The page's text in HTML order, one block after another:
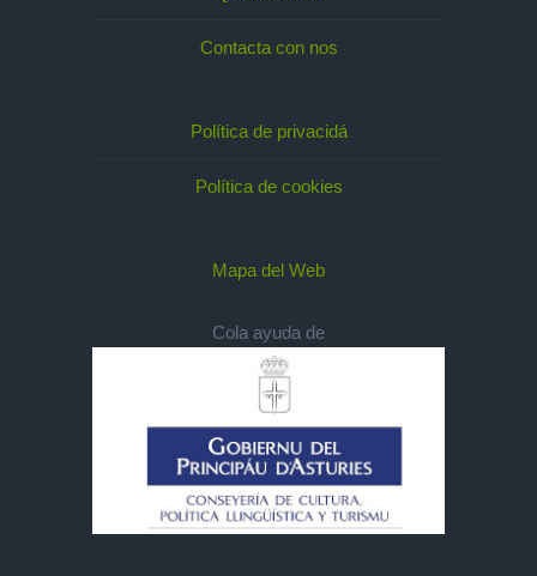
Contacta con nos
Política de privacidá
Política de cookies
Mapa del Web
Cola ayuda de